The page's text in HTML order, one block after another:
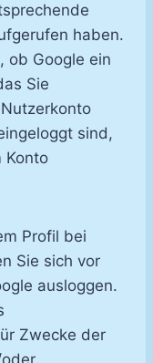
haben.
ob Google ein
Sie
sind,
Konto
Profil bei
Sie sich vor
ausloggen.
Zwecke der